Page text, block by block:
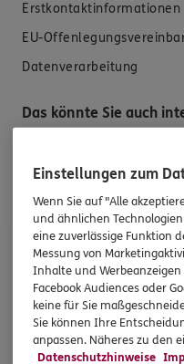
Erstkontaktinformationen
EU-
Datenverarbeitung
Das könnte Sie auch
ERGO Versicherung Kai
Hauptagentur
Falkenhorst 13
48155 Münster
Einstellungen zum
Wenn Sie auf "Alle
und ähnlichen
eine zuverlässige Funktion
Messung von
Inhalte und
Facebook Audiences oder
keine für Sie
Sie können Ihre
anpassen. Näheres zu den
Datenschutzhinweise